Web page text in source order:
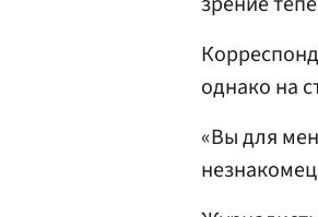
однако на
«Вы для